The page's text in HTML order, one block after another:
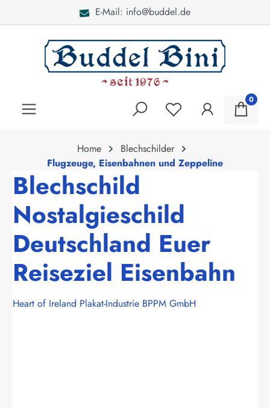
E-Mail: info@buddel.de
0
Home
Blechschilder
Flugzeuge, Eisenbahnen und Zeppeline
Blechschild
Nostalgieschild
Deutschland Euer
Reiseziel Eisenbahn
Heart of Ireland Plakat-Industrie BPPM GmbH